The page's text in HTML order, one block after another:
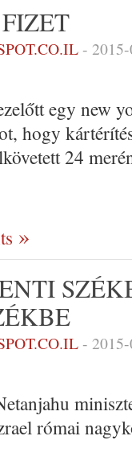
-
egy new
hogy
24
-
római